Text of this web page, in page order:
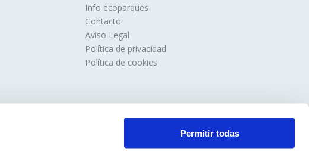
Permitir todas
Info ecoparques
Contacto
Aviso Legal
Política de privacidad
Política de cookies